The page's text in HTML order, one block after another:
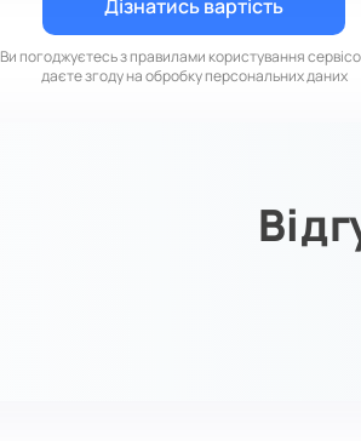
Ви погоджуєтесь з правилами користування
даєте згоду на обробку персональних даних